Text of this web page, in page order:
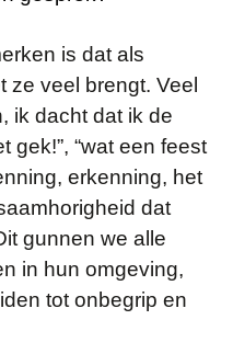
is dat als
ze veel brengt. Veel
ik dacht dat ik de
gek!”, “wat een feest
erkenning, het
dat
gunnen we alle
in hun omgeving,
tot onbegrip en